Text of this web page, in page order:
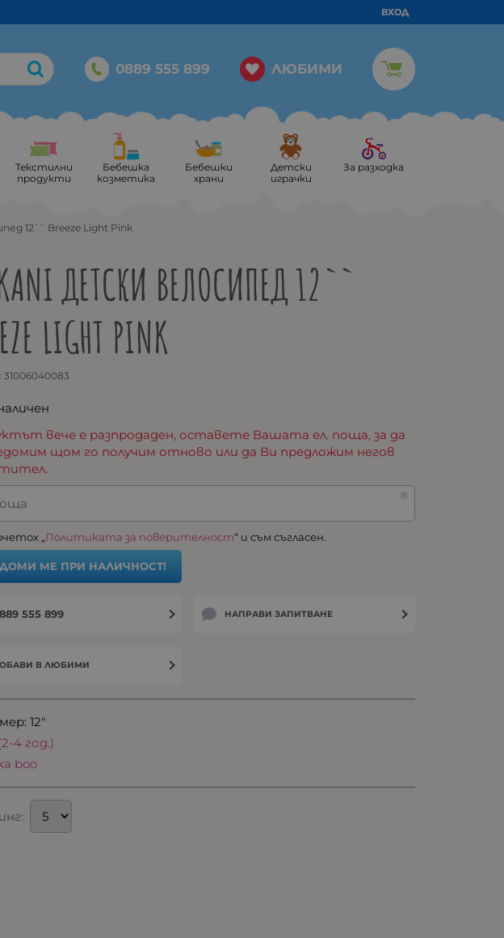
ВХОД
0889 555 899 ЛЮБИМИ
Текстилни
продукти
Бебешка
козметика
Бебешки
храни
Детски
играчки
За разходка
12`` Breeze Light Pink
ДЕТСКИ ВЕЛОСИПЕД 12``
LIGHT PINK
31006040083
вече е разпродаден, оставете Вашата ел. поща, за да
щом го получим отново или да Ви предложим негов
„Политиката за поверителност“ и съм съгласен.
МЕ ПРИ НАЛИЧНОСТ!
555 899 НАПРАВИ ЗАПИТВАНЕ
В ЛЮБИМИ
12"
4 год.)
boo